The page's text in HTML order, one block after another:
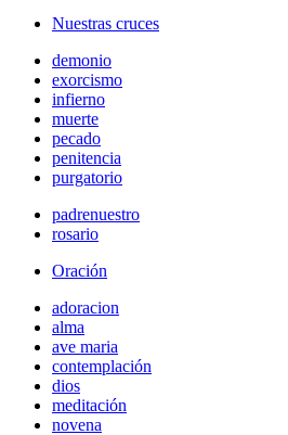
Nuestras cruces
demonio
exorcismo
infierno
muerte
pecado
penitencia
purgatorio
padrenuestro
rosario
Oración
adoracion
alma
ave maria
contemplación
dios
meditación
novena